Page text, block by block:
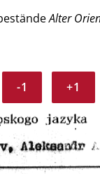
Alter
-1 +1